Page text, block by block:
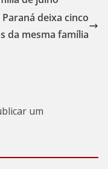
deixa cinco
da mesma família
um